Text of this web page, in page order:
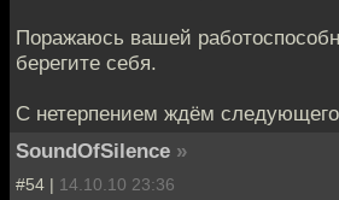
Поражаюсь вашей
берегите себя.
С нетерпением ждём следующего
SoundOfSilence »
#54 | 14.10.10 23:36